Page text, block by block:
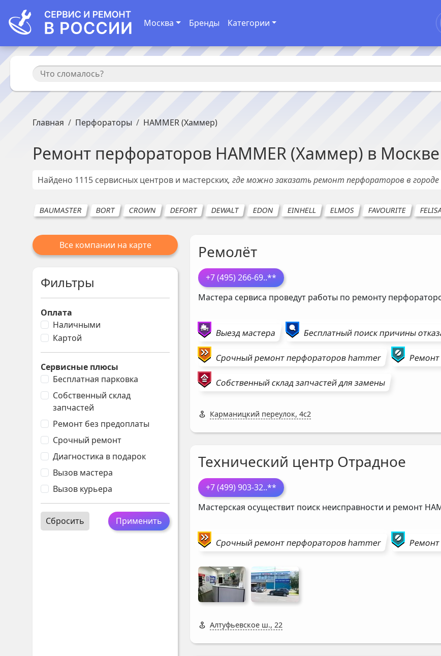
Москва Бренды Категории
Главная Перфораторы HAMMER (Хаммер)
Ремонт перфораторов HAMMER (Хаммер) в Москве
Найдено 1115 сервисных центров и мастерских, где можно заказать ремонт перфораторов в городе
BAUMASTER BORT CROWN DEFORT DEWALT EDON EINHELL ELMOS FAVOURITE
Все компании на карте
Фильтры
Оплата
Наличными
Картой
Сервисные плюсы
Бесплатная парковка
Собственный склад
запчастей
Ремонт без предоплаты
Срочный ремонт
Диагностика в подарок
Вызов мастера
Вызов курьера
Применить
Сбросить
Ремолёт
+7 (495) 266-69..**
Мастера сервиса проведут работы по ремонту
Выезд мастера Бесплатный поиск причины
Срочный ремонтперфораторовhammer
Собственный склад запчастей для замены
Карманицкий переулок, 4с2
Технический центр Отрадное
+7 (499) 903-32..**
Мастерская осуществит поиск неисправности и ремонт
Срочный ремонтперфораторовhammer
Алтуфьевское ш., 22